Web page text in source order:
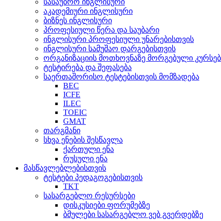
სასაუბრო ინგლისური
აკადემიური ინგლისური
ბიზნეს ინგლისური
პროფესიული წერა და საუბარი
ინგლისური პროფესიული უნარებისთვის
ინგლისური სამუშაო დარგებისთვის
ორგანიზაციის მოთხოვნაზე მორგებული
ტესტირება და შეფასება
საერთაშორისო ტესტებისთვის მომზადება
BEC
ICFE
ILEC
TOEIC
GMAT
თარგმანი
სხვა ენების შესწავლა
ქართული ენა
რუსული ენა
მასწავლებლებისთვის
ტესტები პედაგოგებისთვის
TKT
სასარგებლო რესურსები
დისკუსიები ფორუმებზე
ბმულები სასარგებლო ვებ გვერდებზე